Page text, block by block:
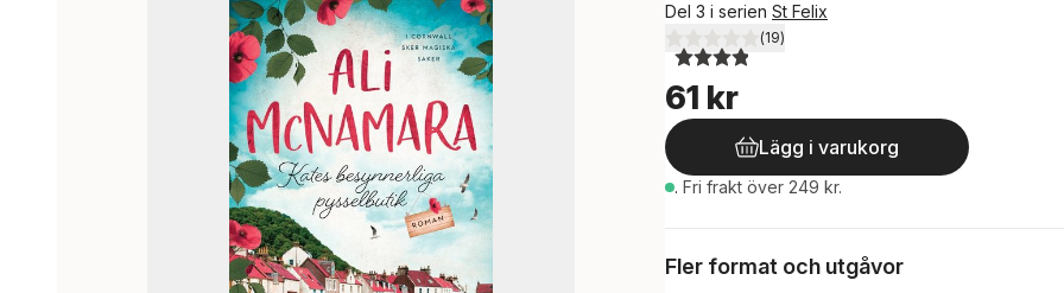
Del 3 i serien St Felix
3,9utav 5 stjärnor. Totalt antal röster:
(19)
61 kr
Lägg i varukorg
. Fri frakt över 249 kr.
Fler format och utgåvor